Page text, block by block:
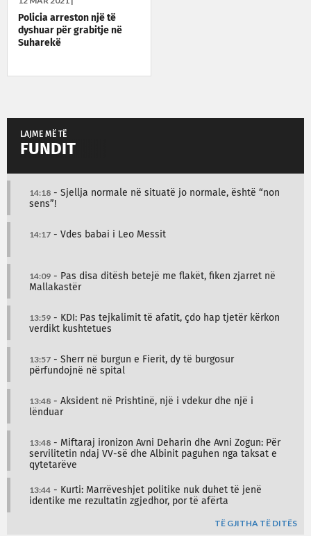
Policia arreston një të
dyshuar për grabitje në
Suharekë
LAJME MË TË
FUNDIT
14:18 - Sjellja normale në situatë jo normale, është “non
sens”!
14:17 - Vdes babai i Leo Messit
14:09 - Pas disa ditësh betejë me flakët, fiken zjarret në
Mallakastër
13:59 - KDI: Pas tejkalimit të afatit, çdo hap tjetër kërkon
verdikt kushtetues
13:57 - Sherr në burgun e Fierit, dy të burgosur
përfundojnë në spital
13:48 - Aksident në Prishtinë, një i vdekur dhe një i
lënduar
13:48 - Miftaraj ironizon Avni Deharin dhe Avni Zogun: Për
servilitetin ndaj VV-së dhe Albinit paguhen nga taksat e
qytetarëve
13:44 - Kurti: Marrëveshjet politike nuk duhet të jenë
identike me rezultatin zgjedhor, por të afërta
TË GJITHA TË DITËS